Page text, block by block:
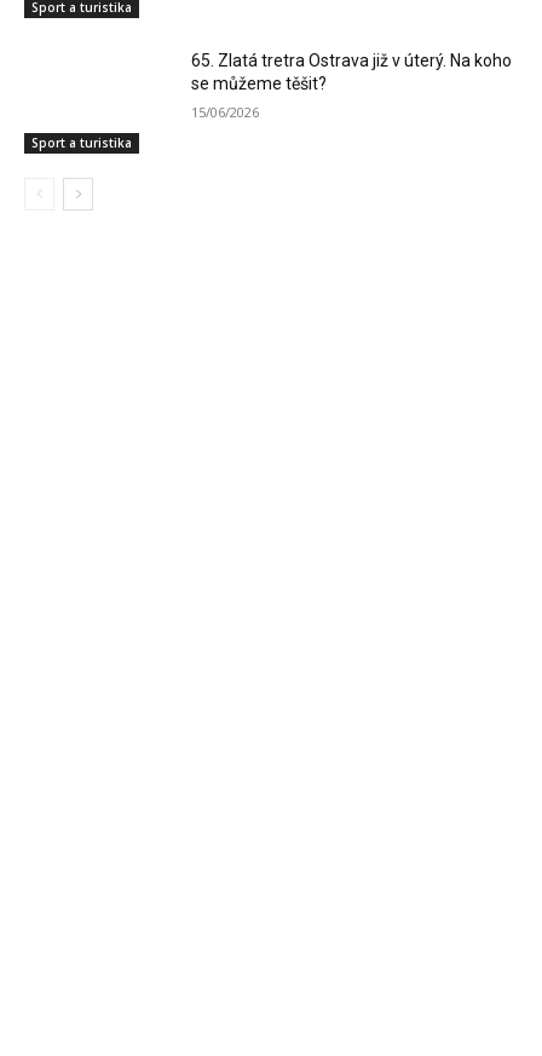
Sport a turistika
Sport a turistika
65. Zlatá tretra Ostrava již v úterý. Na koho
se můžeme těšit?
15/06/2026